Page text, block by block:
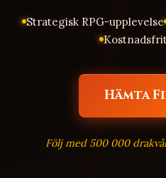
Strategisk RPG-upplevelse
Hämta
Följ med 500 000